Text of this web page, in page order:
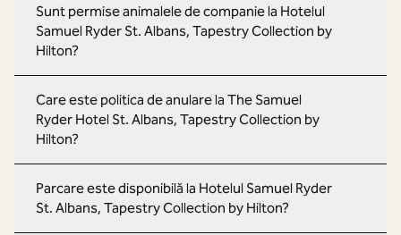
Sunt permise animalele de companie la Hotelul
Samuel Ryder St. Albans, Tapestry Collection by
Hilton?
Care este politica de anulare la The Samuel
Ryder Hotel St. Albans, Tapestry Collection by
Hilton?
Parcare este disponibilă la Hotelul Samuel Ryder
St. Albans, Tapestry Collection by Hilton?